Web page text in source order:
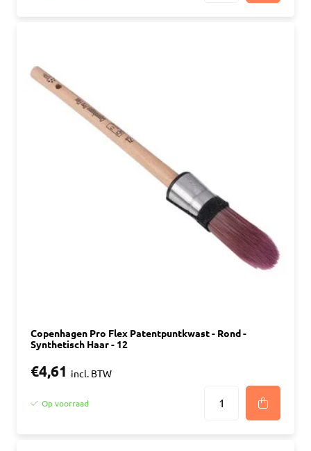
Copenhagen Pro Flex Patentpuntkwast - Rond -
Synthetisch Haar - 12
€4,61 incl. BTW
Op voorraad